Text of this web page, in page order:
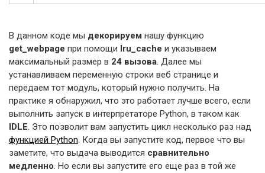
В данном коде мы декорируем нашу функцию
get_webpage при помощи lru_cache и указываем
максимальный размер в 24 вызова. Далее мы
устанавливаем переменную строки веб странице и
передаем тот модуль, который нужно получить. На
практике я обнаружил, что это работает лучше всего, если
выполнить запуск в интерпретаторе Python, в таком как
IDLE. Это позволит вам запустить цикл несколько раз над
функцией Python. Когда вы запустите код, первое что вы
заметите, что выдача выводится сравнительно
медленно. Но если вы запустите его еще раз в той же